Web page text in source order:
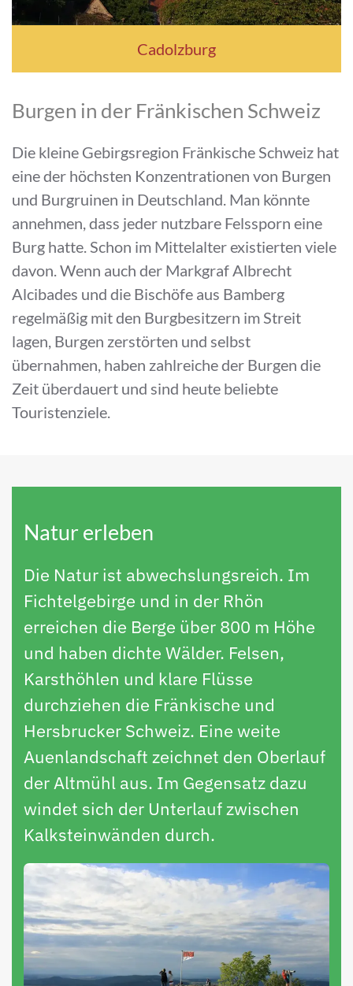
Cadolzburg
Burgen in der Fränkischen Schweiz
Die kleine Gebirgsregion Fränkische Schweiz hat
eine der höchsten Konzentrationen von Burgen
und Burgruinen in Deutschland. Man könnte
annehmen, dass jeder nutzbare Felssporn eine
Burg hatte. Schon im Mittelalter existierten viele
davon. Wenn auch der Markgraf Albrecht
Alcibades und die Bischöfe aus Bamberg
regelmäßig mit den Burgbesitzern im Streit
lagen, Burgen zerstörten und selbst
übernahmen, haben zahlreiche der Burgen die
Zeit überdauert und sind heute beliebte
Touristenziele.
Natur erleben
Die Natur ist abwechslungsreich. Im
Fichtelgebirge und in der Rhön
erreichen die Berge über 800 m Höhe
und haben dichte Wälder. Felsen,
Karsthöhlen und klare Flüsse
durchziehen die Fränkische und
Hersbrucker Schweiz. Eine weite
Auenlandschaft zeichnet den Oberlauf
der Altmühl aus. Im Gegensatz dazu
windet sich der Unterlauf zwischen
Kalksteinwänden durch.